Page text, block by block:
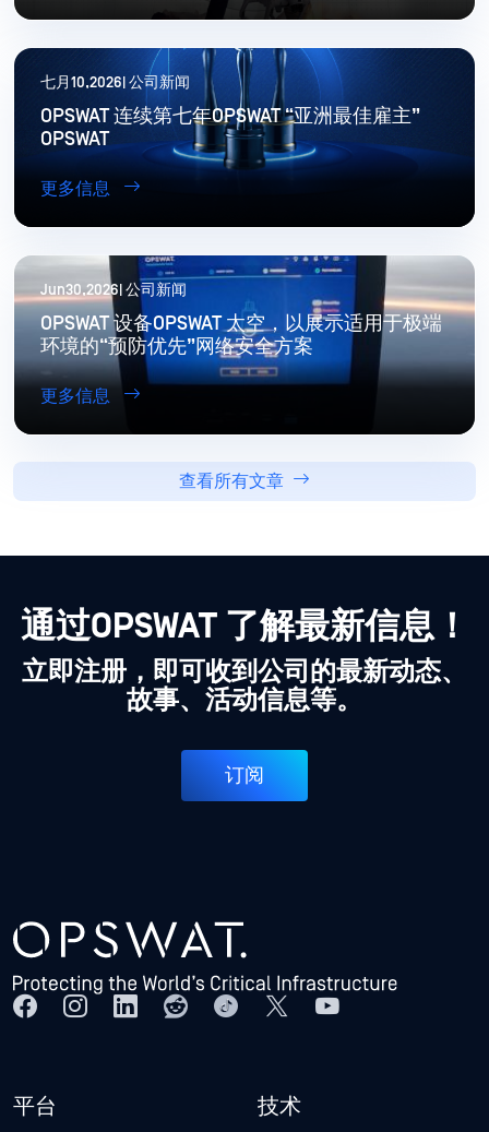
七月10,2026| 公司新闻
OPSWAT 连续第七年OPSWAT “亚洲最佳雇主”
OPSWAT
更多信息
Jun30,2026| 公司新闻
OPSWAT 设备OPSWAT 太空，以展示适用于极端
环境的“预防优先”网络安全方案
更多信息
查看所有文章
通过OPSWAT 了解最新信息！
立即注册，即可收到公司的最新动态、
故事、活动信息等。
订阅
平台 技术